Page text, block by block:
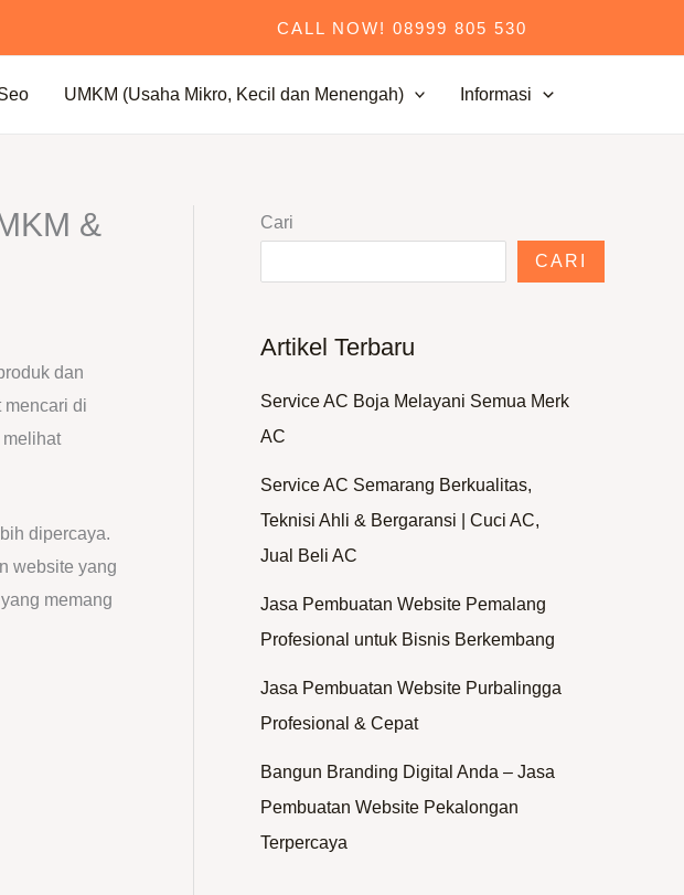
CALL NOW! 08999 805 530
UMKM (Usaha Mikro, Kecil dan Menengah) Informasi
&
dan
mencari di
dipercaya.
website yang
memang
Cari
CARI
Artikel Terbaru
Service AC Boja Melayani Semua Merk
AC
Service AC Semarang Berkualitas,
Teknisi Ahli & Bergaransi | Cuci AC,
Jual Beli AC
Jasa Pembuatan Website Pemalang
Profesional untuk Bisnis Berkembang
Jasa Pembuatan Website Purbalingga
Profesional & Cepat
Bangun Branding Digital Anda – Jasa
Pembuatan Website Pekalongan
Terpercaya